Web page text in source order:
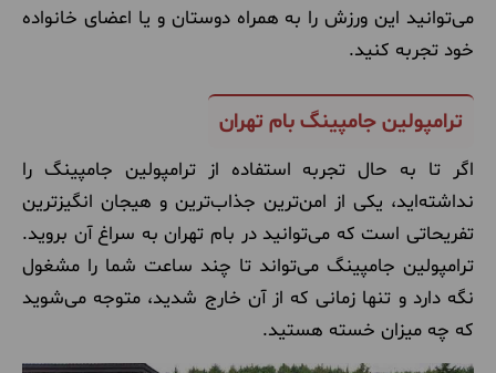
می‌توانید این ورزش را به همراه دوستان و یا اعضای خانواده
خود تجربه کنید.
ترامپولین جامپینگ بام تهران
اگر تا به حال تجربه استفاده از ترامپولین جامپینگ را
نداشته‌اید، یکی از امن‌ترین جذاب‌ترین و هیجان انگیزترین
تفریحاتی است که می‌توانید در بام تهران به سراغ آن بروید.
ترامپولین جامپینگ می‌تواند تا چند ساعت شما را مشغول
نگه دارد و تنها زمانی که از آن خارج شدید، متوجه می‌شوید
که چه میزان خسته هستید.